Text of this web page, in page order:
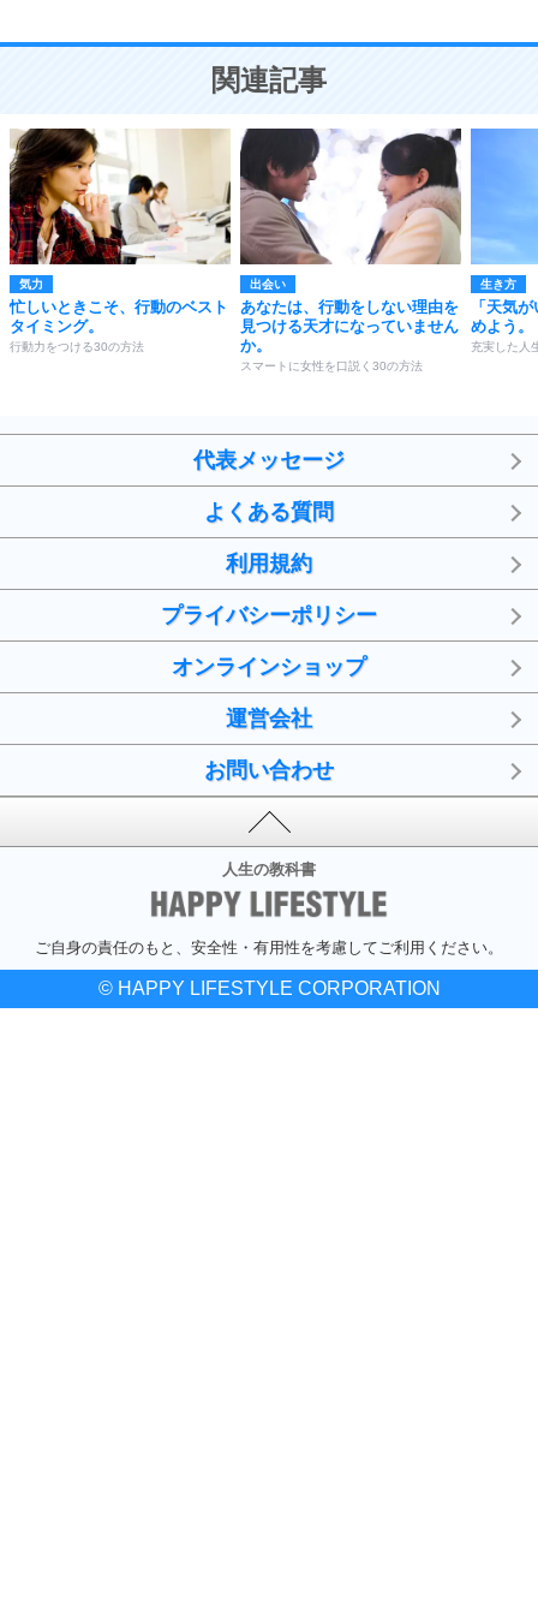
ことが大切。
関連記事
気力
忙しいときこそ、行動のベスト
タイミング。
行動力をつける30の方法
出会い
あなたは、行動をしない理由を
見つける天才になっていません
か。
スマートに女性を口説く30の方法
生き方
「天気
めよう。
充実した人
代表メッセージ
よくある質問
利用規約
プライバシーポリシー
オンラインショップ
運営会社
お問い合わせ
人生の教科書
ご自身の責任のもと、安全性・有用性を考慮してご利用ください。
© HAPPY LIFESTYLE CORPORATION